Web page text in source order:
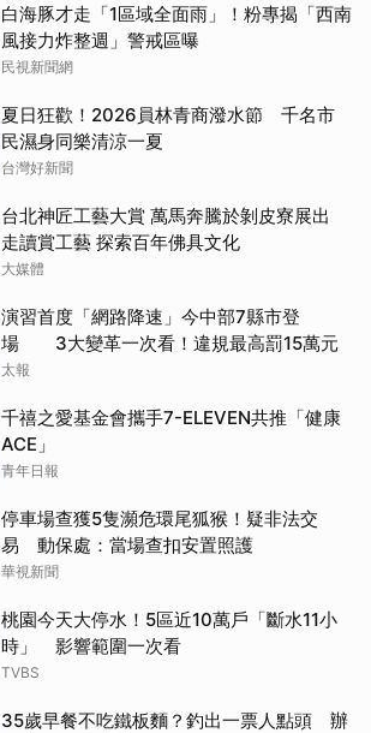
白海豚才走「1區域全面雨」！粉專揭「西南
風接力炸整週」警戒區曝
民視新聞網
夏日狂歡！2026員林青商潑水節 千名市
民濕身同樂清涼一夏
台灣好新聞
台北神匠工藝大賞 萬馬奔騰於剝皮寮展出
走讀賞工藝 探索百年佛具文化
大媒體
演習首度「網路降速」今中部7縣市登
場 3大變革一次看！違規最高罰15萬元
太報
千禧之愛基金會攜手7-ELEVEN共推「健康
ACE」
青年日報
停車場查獲5隻瀕危環尾狐猴！疑非法交
易 動保處：當場查扣安置照護
華視新聞
桃園今天大停水！5區近10萬戶「斷水11小
時」 影響範圍一次看
TVBS
35歲早餐不吃鐵板麵？釣出一票人點頭 辦